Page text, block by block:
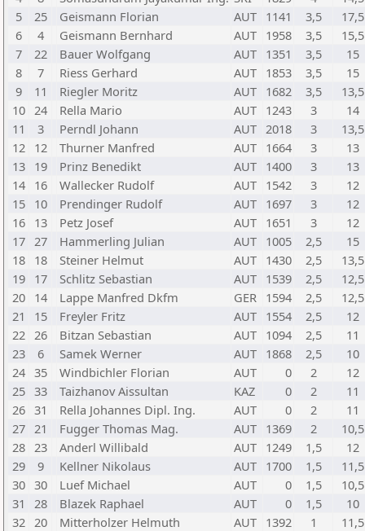
5
25 Geismann Florian AUT 1141 3,5
17,5
6
4 Geismann Bernhard AUT 1958 3,5
15,5
7
22 Bauer Wolfgang AUT 1351 3,5
15
8
7 Riess Gerhard AUT 1853 3,5
15
9
11 Riegler Moritz AUT 1682 3,5
13,5
10 24 Rella Mario AUT 1243 3
14
11
3 Perndl Johann AUT 2018 3
13,5
12 12 Thurner Manfred AUT 1664 3
13
13 19 Prinz Benedikt AUT 1400 3
13
14 16 Wallecker Rudolf AUT 1542 3
12
15 10 Prendinger Rudolf AUT 1697 3
12
16 13 Petz Josef AUT 1651 3
12
17 27 Hammerling Julian AUT 1005 2,5
15
18 18 Steiner Helmut AUT 1430 2,5
13,5
19 17 Schlitz Sebastian AUT 1539 2,5
12,5
20 14 Lappe Manfred Dkfm GER 1594 2,5
12,5
21
15 Freyler Fritz AUT 1554 2,5
12
22 26 Bitzan Sebastian AUT 1094 2,5
11
23
6 Samek Werner AUT 1868 2,5
10
24 35 Windbichler Florian AUT 0 2
12
25 33 Taizhanov Aissultan KAZ 0 2
11
26 31 Rella Johannes Dipl. Ing. AUT 0 2
11
27 21 Fugger Thomas Mag. AUT 1369 2
10,5
28 23 Anderl Willibald AUT 1249 1,5
12
29
9 Kellner Nikolaus AUT 1700 1,5
11,5
30 30 Luef Michael AUT 0 1,5
10,5
31
28 Blazek Raphael AUT 0 1,5
10
32 20 Mitterholzer Helmuth AUT 1392 1
11,5